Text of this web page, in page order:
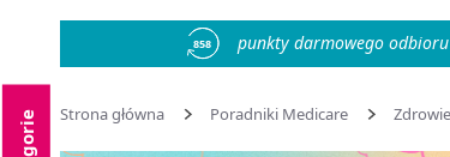
858 punkty darmowego odbioru
Strona główna Poradniki Medicare